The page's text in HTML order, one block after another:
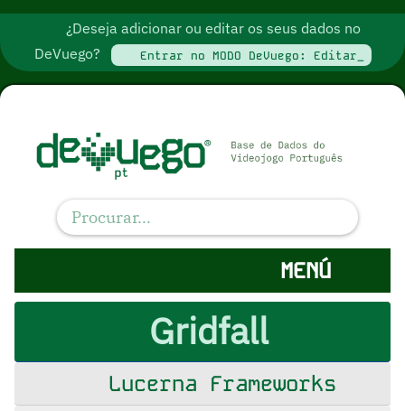
¿Deseja adicionar ou editar os seus dados no
DeVuego?
Entrar no MODO DeVuego: Editar_
MENÚ
Gridfall
Lucerna Frameworks